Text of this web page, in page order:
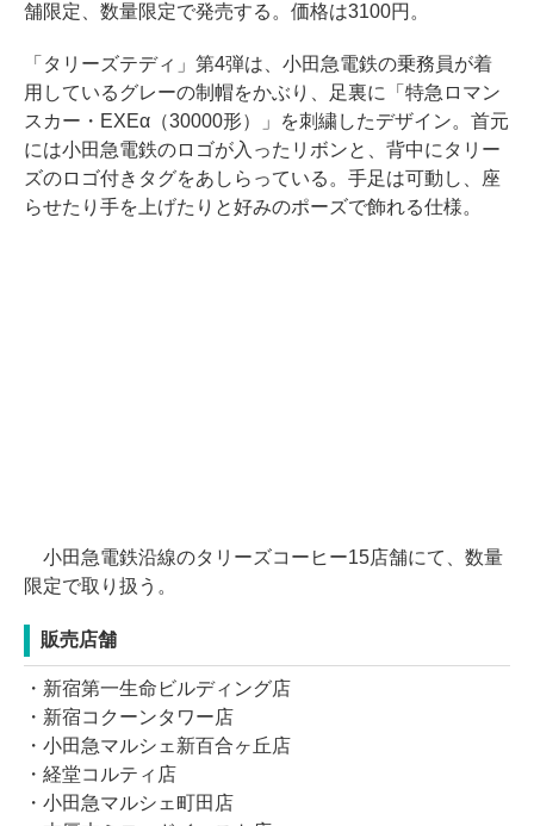
舗限定、数量限定で発売する。価格は3100円。
「タリーズテディ」第4弾は、小田急電鉄の乗務員が着
用しているグレーの制帽をかぶり、足裏に「特急ロマン
スカー・EXEα（30000形）」を刺繍したデザイン。首元
には小田急電鉄のロゴが入ったリボンと、背中にタリー
ズのロゴ付きタグをあしらっている。手足は可動し、座
らせたり手を上げたりと好みのポーズで飾れる仕様。
小田急電鉄沿線のタリーズコーヒー15店舗にて、数量
限定で取り扱う。
販売店舗
・新宿第一生命ビルディング店
・新宿コクーンタワー店
・小田急マルシェ新百合ヶ丘店
・経堂コルティ店
・小田急マルシェ町田店